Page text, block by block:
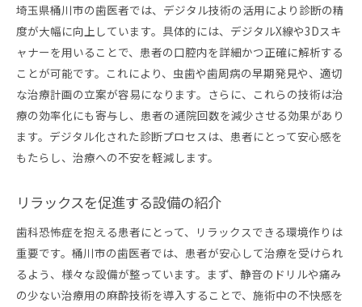
埼玉県桶川市の歯医者では、デジタル技術の活用により診断の精
度が大幅に向上しています。具体的には、デジタルX線や3Dスキ
ャナーを用いることで、患者の口腔内を詳細かつ正確に解析する
ことが可能です。これにより、虫歯や歯周病の早期発見や、適切
な治療計画の立案が容易になります。さらに、これらの技術は治
療の効率化にも寄与し、患者の通院回数を減少させる効果があり
ます。デジタル化された診断プロセスは、患者にとって安心感を
もたらし、治療への不安を軽減します。
リラックスを促進する設備の紹介
歯科恐怖症を抱える患者にとって、リラックスできる環境作りは
重要です。桶川市の歯医者では、患者が安心して治療を受けられ
るよう、様々な設備が整っています。まず、静音のドリルや痛み
の少ない治療用の麻酔技術を導入することで、施術中の不快感を